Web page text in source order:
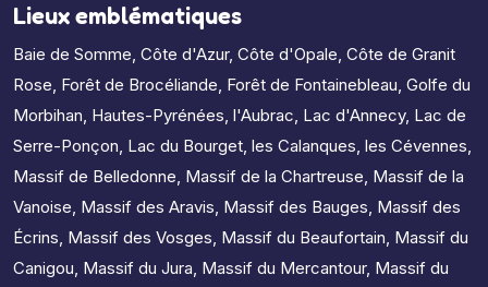
Lieux emblématiques
Baie de Somme, Côte d'Azur, Côte d'Opale, Côte de Granit
Rose, Forêt de Brocéliande, Forêt de Fontainebleau, Golfe du
Morbihan, Hautes-Pyrénées, l'Aubrac, Lac d'Annecy, Lac de
Serre-Ponçon, Lac du Bourget, les Calanques, les Cévennes,
Massif de Belledonne, Massif de la Chartreuse, Massif de la
Vanoise, Massif des Aravis, Massif des Bauges, Massif des
Écrins, Massif des Vosges, Massif du Beaufortain, Massif du
Canigou, Massif du Jura, Massif du Mercantour, Massif du